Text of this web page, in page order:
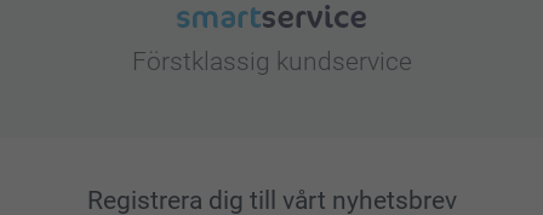
Förstklassig kundservice
Registrera dig till vårt nyhetsbrev